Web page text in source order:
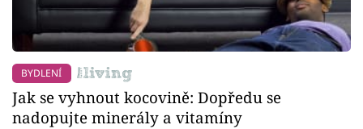
BYDLENÍ
Jak se vyhnout kocovině: Dopředu se
nadopujte minerály a vitamíny